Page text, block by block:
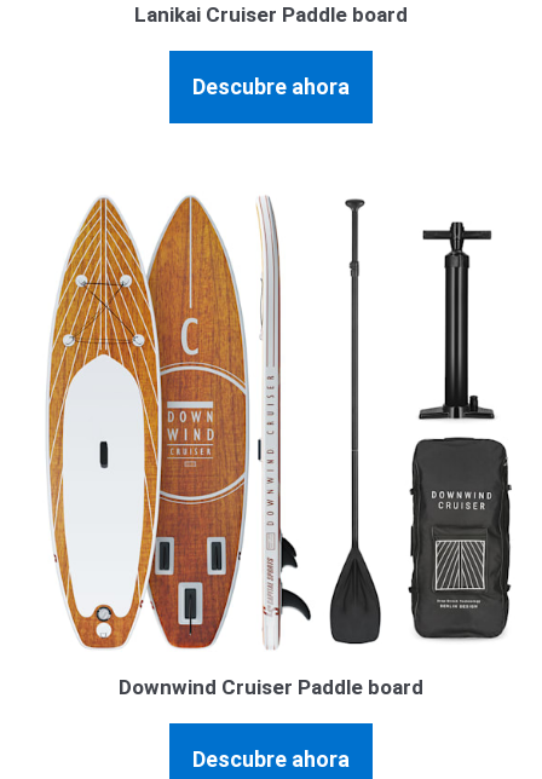
Lanikai Cruiser Paddle board
Descubre ahora
Downwind Cruiser Paddle board
Descubre ahora